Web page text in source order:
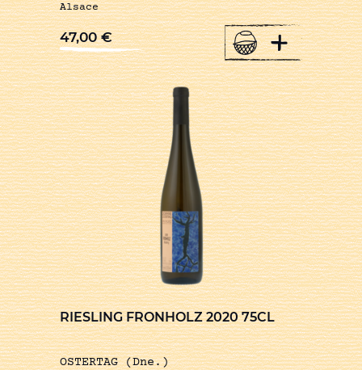
Alsace
47,00€ +
RIESLING FRONHOLZ 2020 75CL
OSTERTAG (Dne.)